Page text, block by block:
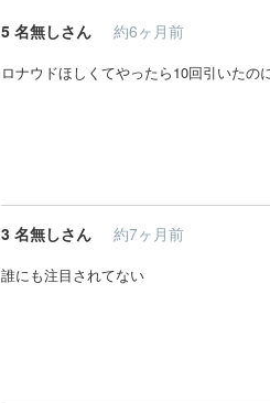
5 名無しさん 約6ヶ月前
ロナウドほしくてやったら10回引いたの
3 名無しさん 約7ヶ月前
誰にも注目されてない